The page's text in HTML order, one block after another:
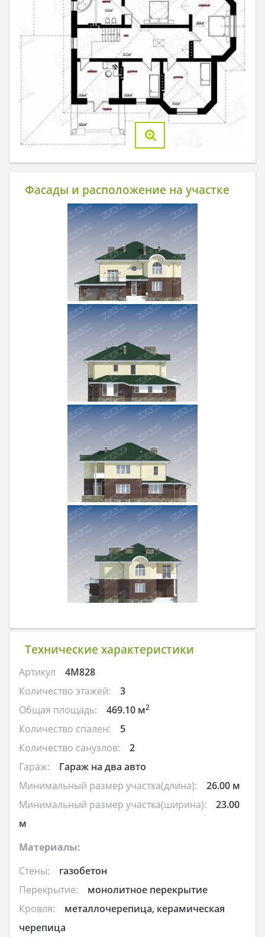
Фасады и расположение на участке
Технические характеристики
Артикул
4M828
Количество этажей:
3
Общая площадь:
469.10 м2
Количество спален:
5
Количество санузлов:
2
Гараж:
Гараж на два авто
Минимальный размер участка(длина):
26.00 м
Минимальный размер участка(ширина):
23.00
м
Материалы:
Стены:
газобетон
Перекрытие:
монолитное перекрытие
Кровля:
металлочерепица, керамическая
черепица